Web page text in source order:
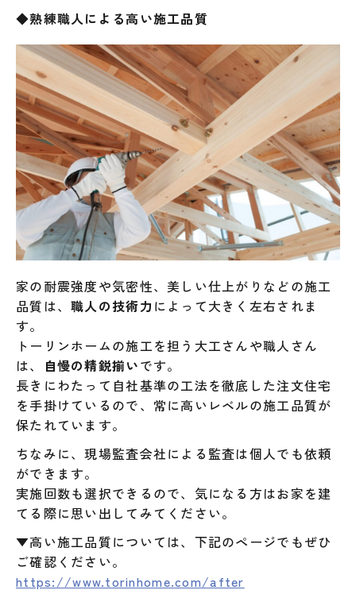
◆熟練職人による高い施工品質
家の耐震強度や気密性、美しい仕上がりなどの施工
品質は、職人の技術力 によって大きく左右されま
す。
トーリンホームの施工を担う大工さんや職人さん
は、
自慢の精鋭揃いです。
長きにわたって自社基準の工法を徹底した注文住宅
を手掛けているので、常に高いレベルの施工品質が
保たれています。
ちなみに、現場監査会社による監査は個人でも依頼
ができます。
実施回数も選択できるので、気になる方はお家を建
てる際に思い出してみてください。
▼高い施工品質については、下記のページでもぜひ
ご確認ください。
https://www.torinhome.com/after